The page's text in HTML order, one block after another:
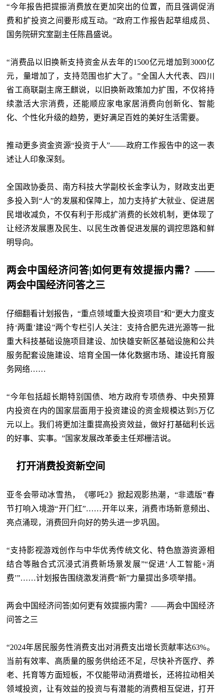
“今年报告把提振消费放在更加突出的位置，而且强调促消
费和扩投资之间要形成互动。”政府工作报告起草组成员、
国务院研究室副主任陈昌盛说。
“消费品以旧换新支持资金从去年的1500亿元增加到3000亿
元，量增加了，支持范围也扩大了。”全国人大代表、四川
省工商联副主席王麒说，以旧换新政策加力扩围，不仅将持
续激活大宗消费，还能顺应家电家居消费向创新化、智能
化、个性化升级的趋势，更好满足百姓的美好生活需要。
推动更多资金资源“投资于人”——政府工作报告中的这一表
述让人印象深刻。
全国政协委员、南方科技大学副校长金李认为，财政支出更
多投入到 “人”的发展和保障上，加力支持扩大就业、促进居
民增收减负，不仅有利于形成扩消费的长效机制，更体现了
让经济发展惠及民生、以民生改善促进发展的调控思路和鲜
明导向。
两会中国经济问答|如何更有效提振内需？——
两会中国经济问答之三
仔细翻看计划报告，“重点领域重大投资项目”和“更大力度支
持‘两重’建设”两个专栏引人关注：支持合肥先进光源等一批
重大科技基础设施项目建设、加快雄安新区基础设施和公共
服务配套设施建设、培育全国一体化数据市场、建设托育服
务网络……
“今年包括超长期特别国债、地方政府专项债券、中央预算
内投资在内的国家层面用于投资建设的资金规模达到5万亿
元以上。我们将更加注重提高投资效益，做好打基础利长远
的好事、实事。”国家发展改革委主任郑栅洁说。
打开消费投资新空间
亚冬会带动冰雪热，《哪吒2》掀起观影热潮，“非遗版”春
节打响入境游“开门红”……开年以来，消费市场新意频出、
亮点涌现，消费回升向好的势头进一步巩固。
“支持影视游戏创作与中华优秀传统文化、特色旅游资源相
结合等融合式沉浸式消费新场景发展”“促进‘人工智能+消
费’”……计划报告围绕激发消费“新”力量提出多项举措。
两会中国经济问答|如何更有效提振内需？——两会中国经济
问答之三
“2024年居民服务性消费支出对消费支出增长贡献率达63%。
当前有效率、高质量的服务供给还不足，尽快补齐医疗、养
老、托育等方面短板，不仅能带动消费增长，还将拉动相关
领域投资，让有效益的投资与有潜能的消费相互促进，打开